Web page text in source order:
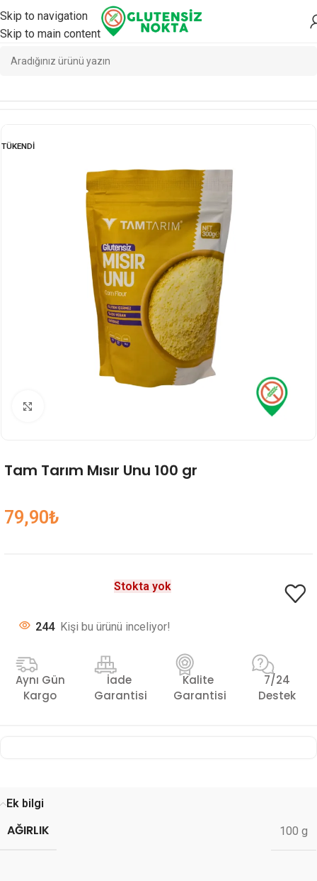
Skip to navigation
Skip to main content
Ana Sayfa Glutensiz
TÜKENDI
Tam Tarım Mısır Unu 100 gr
79,90₺
Stokta yok
244 Kişi bu ürünü inceliyor!
Aynı Gün
Kargo
İade
Garantisi
Kalite
Garantisi
7/24
Destek
Ek bilgi
AĞIRLIK 100 g